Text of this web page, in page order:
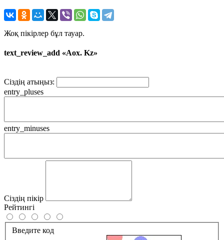
Жоқ пікірлер бұл тауар.
text_review_add «Aox. Kz»
Сіздің атыңыз:
entry_pluses
entry_minuses
Сіздің пікір
Рейтингі
Введите код